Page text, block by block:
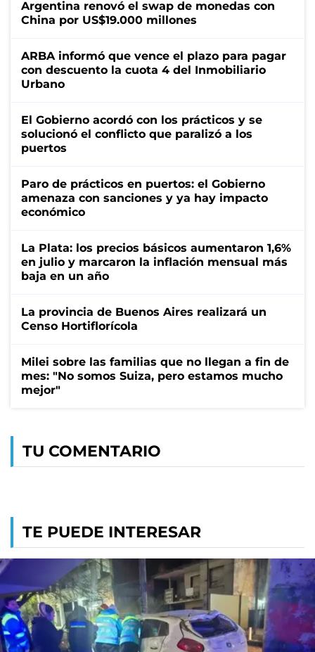
Argentina renovó el swap de monedas con
China por US$19.000 millones
ARBA informó que vence el plazo para pagar
con descuento la cuota 4 del Inmobiliario
Urbano
El Gobierno acordó con los prácticos y se
solucionó el conflicto que paralizó a los
puertos
Paro de prácticos en puertos: el Gobierno
amenaza con sanciones y ya hay impacto
económico
La Plata: los precios básicos aumentaron 1,6%
en julio y marcaron la inflación mensual más
baja en un año
La provincia de Buenos Aires realizará un
Censo Hortiflorícola
Milei sobre las familias que no llegan a fin de
mes: "No somos Suiza, pero estamos mucho
mejor"
TU COMENTARIO
TE PUEDE INTERESAR